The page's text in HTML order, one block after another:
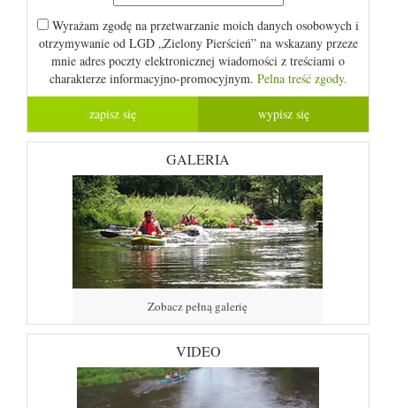
Wyrażam zgodę na przetwarzanie moich danych osobowych i
otrzymywanie od LGD „Zielony Pierścień” na wskazany przeze
mnie adres poczty elektronicznej wiadomości z treściami o
charakterze informacyjno-promocyjnym. Pelna treść zgody.
GALERIA
Zobacz pełną galerię
VIDEO